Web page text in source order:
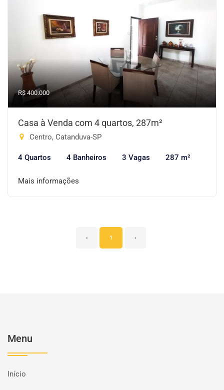
R$ 400.000
Casa à Venda com 4 quartos, 287m²
Centro, Catanduva-SP
4 Quartos 4 Banheiros 3 Vagas 287 m²
Mais informações
‹ 1 ›
Menu
Início